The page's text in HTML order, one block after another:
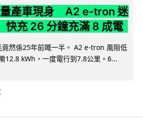
產車現身 A2 e-tron 迷
充 26 分鐘充滿 8 成電
然係25年前嘅一半。 A2 e-tron 風阻低
12.8 kWh，一度電行到7.8公里。6...